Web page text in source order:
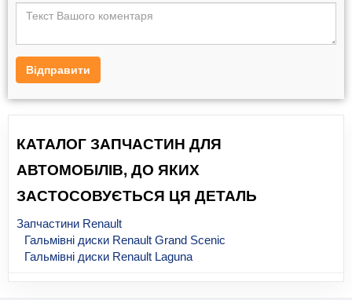
Відправити
КАТАЛОГ ЗАПЧАСТИН ДЛЯ
АВТОМОБІЛІВ, ДО ЯКИХ
ЗАСТОСОВУЄТЬСЯ ЦЯ ДЕТАЛЬ
Запчастини Renault
Гальмівні диски Renault Grand Scenic
Гальмівні диски Renault Laguna